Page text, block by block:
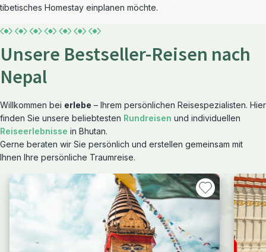
tibetisches Homestay einplanen möchte.
Unsere Bestseller-Reisen nach
Nepal
Willkommen bei erlebe – Ihrem persönlichen Reisespezialisten. Hier
finden Sie unsere beliebtesten Rundreisen und individuellen
Reiseerlebnisse in Bhutan.
Gerne beraten wir Sie persönlich und erstellen gemeinsam mit
Ihnen Ihre persönliche Traumreise.